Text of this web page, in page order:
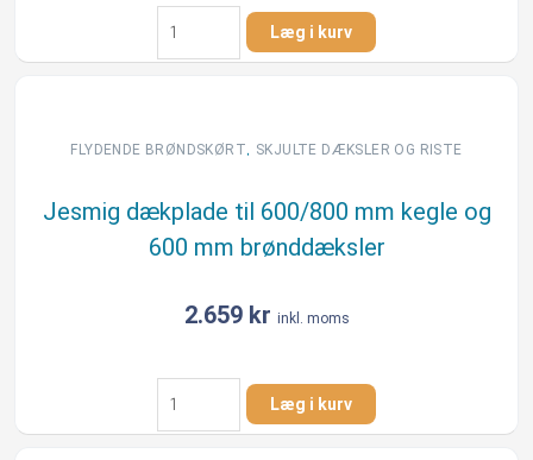
Rund
rørbrøndkarm
til
antal
Læg i kurv
FLYDENDE BRØNDSKØRT​, SKJULTE DÆKSLER OG RISTE
Jesmig dækplade til 600/800 mm kegle og
600 mm brønddæksler
2.659 kr inkl. moms
Jesmig
dækplade
til
Læg i kurv